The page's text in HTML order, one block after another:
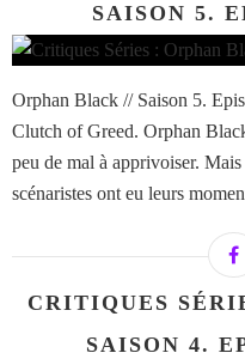
SAISON 5.
Orphan Black // Saison 5.
Clutch of Greed. Orphan
peu de mal à apprivoiser.
scénaristes ont eu leurs
CRITIQUES
SAISON 4.